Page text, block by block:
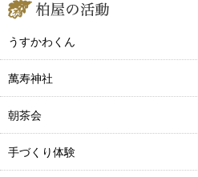
うすかわくん
萬寿神社
朝茶会
手づくり体験